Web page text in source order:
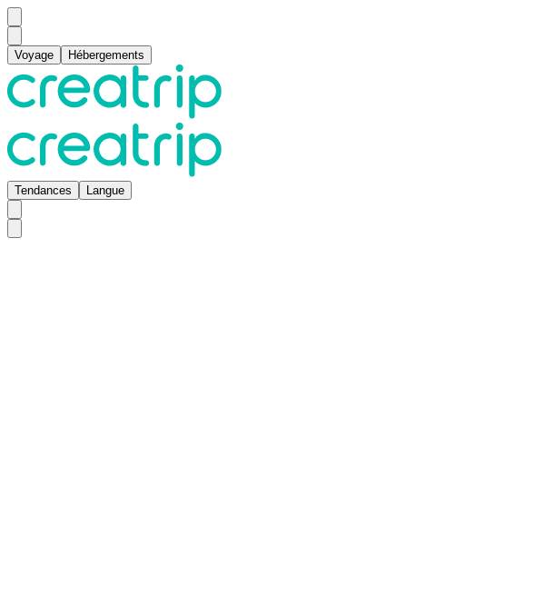
Voyage Hébergements
Tendances Langue